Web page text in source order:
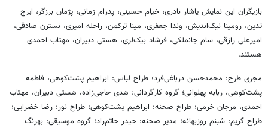
بازیگران این نمایش یاشار نادری، خیام حسینی، پدرام زمانی، پژمان برزگر، ایرج
تدین، رومینا نیک‌اندیش، وندا جعفری، مینا ترکمن، راحله امیری، نسترن صادقی،
امیرعلی رازقی، سام جانملکی، فرشاد بیک‌لری، هستی دبیران، مهتاب احمدی
هستند.
مجری طرح: محمدحسن درباغی‌فرد؛ طراح لباس: ابراهیم پشت‌کوهی، فاطمه
پشت‌کوهی، ربابه پهلوانی؛ گروه کارگردانی: هدی حاجی‌زاده، هستی دبیران، مهتاب
احمدی، مرجان خرمی؛ طراح صحنه: ابراهیم پشت‌کوهی؛ طراح نور: رضا خضرایی؛
طراح گریم: شبنم روزبهانه؛ مدیر صحنه: حیدر حاتم‌راد؛ گروه موسیقی: بهرنگ